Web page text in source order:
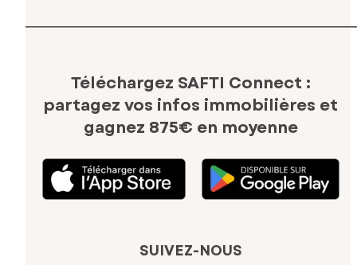
Téléchargez SAFTI Connect :
partagez vos infos immobilières et
gagnez 875€ en moyenne
SUIVEZ-NOUS